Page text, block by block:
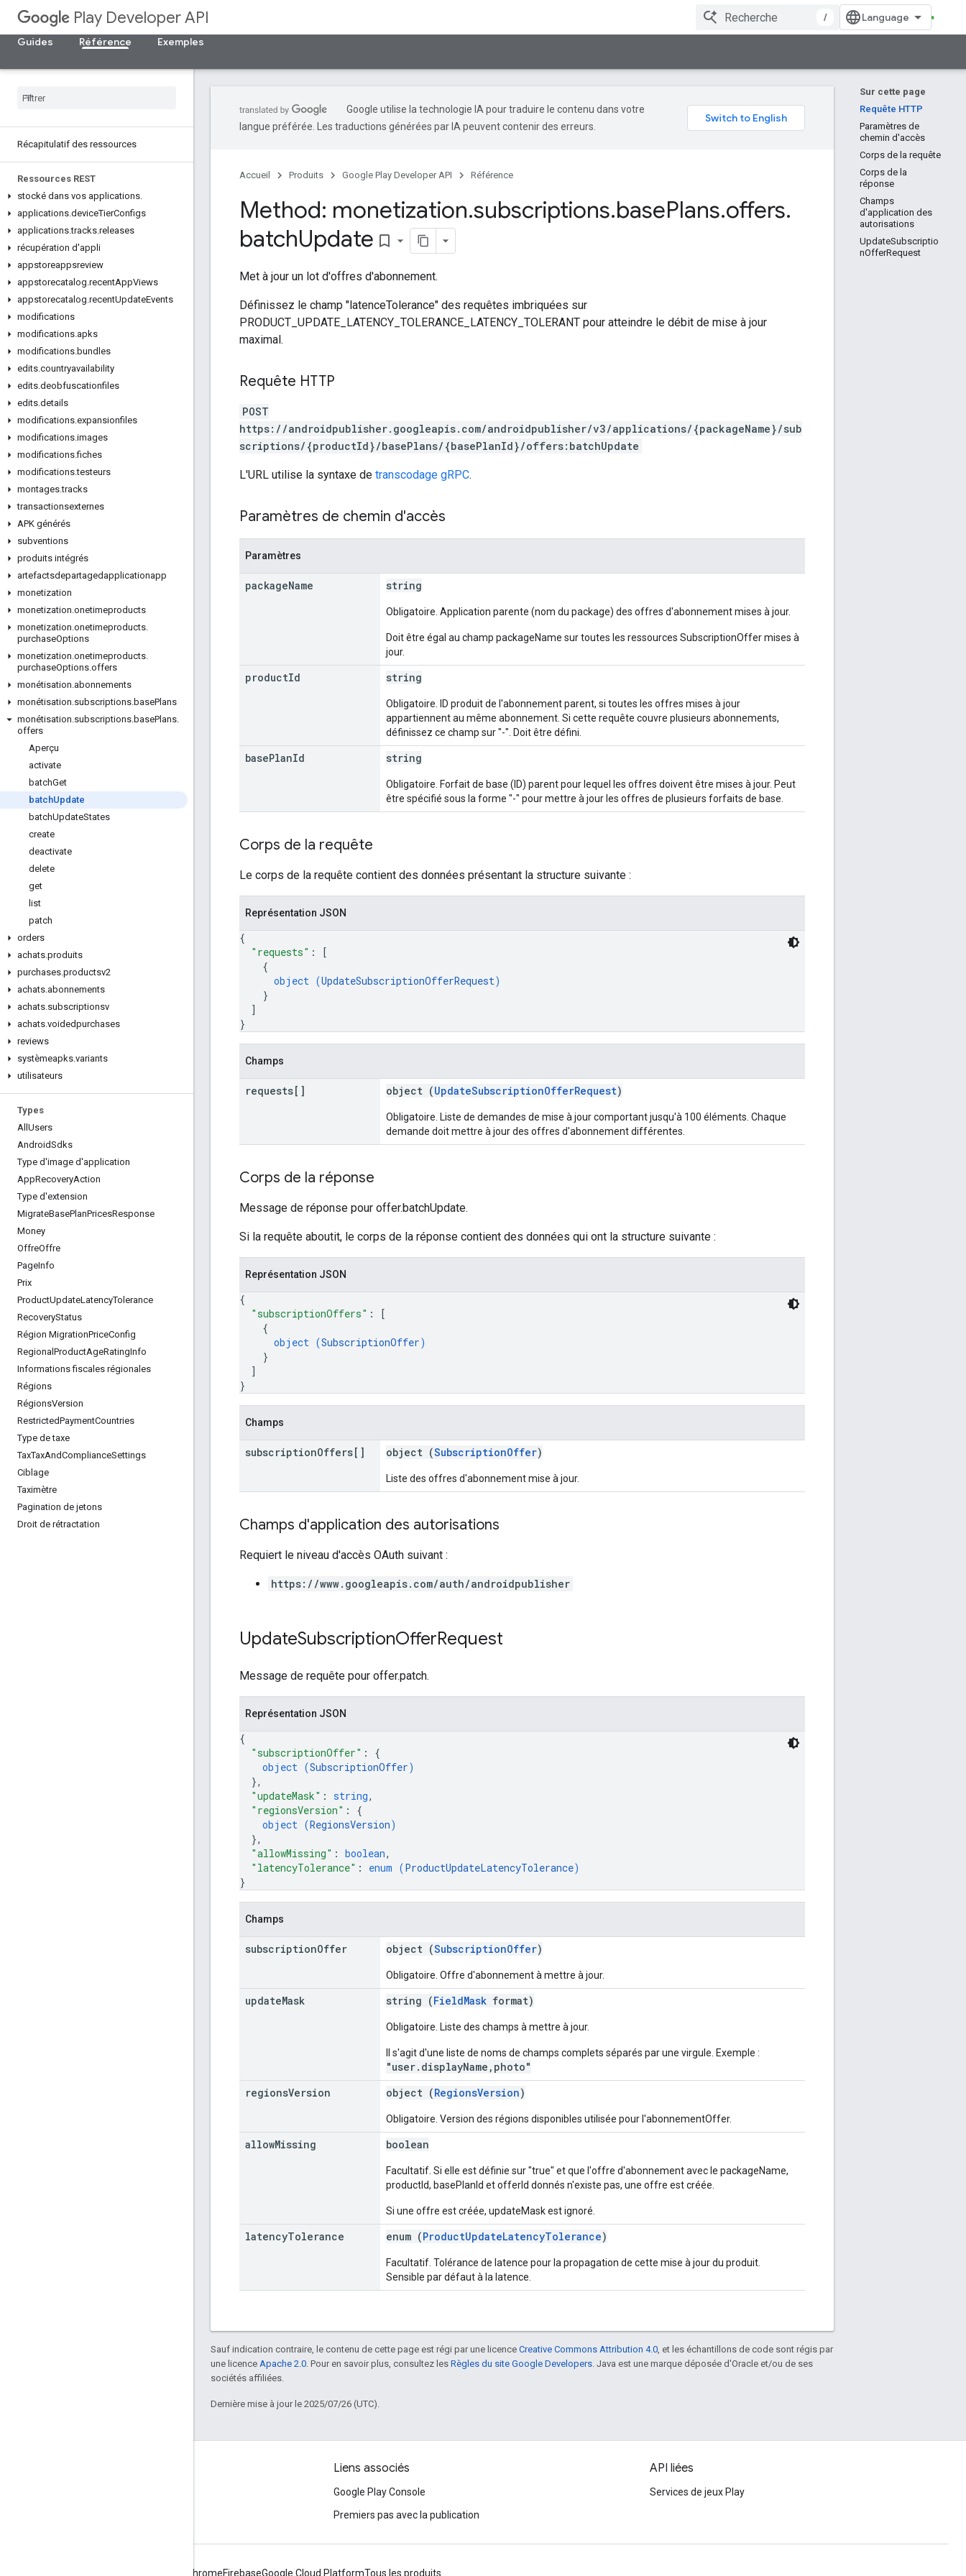
Play Developer API
/
Guides
Référence Exemples
Récapitulatif des ressources
Ressources REST
stocké dans vos applications.
applications.deviceTierConfigs
applications.tracks.releases
récupération d'appli
appstoreappsreview
appstorecatalog.recentAppViews
appstorecatalog.recentUpdateEvents
modifications
modifications.apks
modifications.bundles
edits.countryavailability
edits.deobfuscationfiles
edits.details
modifications.expansionfiles
modifications.images
modifications.fiches
modifications.testeurs
montages.tracks
transactionsexternes
APK générés
subventions
produits intégrés
artefactsdepartagedapplicationapp
monetization
monetization.onetimeproducts
monetization.onetimeproducts.
purchaseOptions
monetization.onetimeproducts.
purchaseOptions.offers
monétisation.abonnements
monétisation.subscriptions.basePlans
monétisation.subscriptions.basePlans.
offers
Aperçu
activate
batchGet
batchUpdate
batchUpdateStates
create
deactivate
delete
get
list
patch
orders
achats.produits
purchases.productsv2
achats.abonnements
achats.subscriptionsv
achats.voidedpurchases
reviews
systèmeapks.variants
utilisateurs
Types
All Users
AndroidSdks
Type d'image d'application
AppRecoveryAction
Type d'extension
MigrateBasePlanPricesResponse
Money
OffreOffre
PageInfo
Prix
ProductUpdateLatencyTolerance
RecoveryStatus
Région MigrationPriceConfig
Regional ProductAgeRatingInfo
Informations fiscales régionales
Régions
RégionsVersion
RestrictedPaymentCountries
Type de taxe
TaxTaxAndComplianceSettings
Ciblage
Taximètre
Pagination de jetons
Droit de rétractation
Sur cette page
Requête HTTP
Paramètres de
chemin d'accès
Corps de la requête
Corps de la
réponse
Champs
d'application des
autorisations
UpdateSubscriptio
nOfferRequest
Google utilise la technologie IA pour traduire le contenu dans votre
langue préférée. Les traductions générées par IA peuvent contenir des erreurs.
Accueil Produits Google Play Developer API Référence
Method: monetization.subscriptions.basePlans.offers.
batchUpdate bookmark_border
Met à jour un lot d'offres d'abonnement.
Définissez le champ "latenceTolerance" des requêtes imbriquées sur
PRODUCT_UPDATE_LATENCY_TOLERANCE_LATENCY_TOLERANT pour atteindre le débit de mise à jour
maximal.
Requête HTTP
POST
https://androidpublisher.googleapis.com/androidpublisher/v3/applications/{packageName}/sub
scriptions/{productId}/basePlans/{basePlanId}/offers:batchUpdate
L'URL utilise la syntaxe de transcodage gRPC.
Paramètres de chemin d'accès
Paramètres
packageName string
Obligatoire. Application parente (nom du package) des offres d'abonnement mises à jour.
Doit être égal au champ packageName sur toutes les ressources SubscriptionOffer mises à
jour.
productId string
Obligatoire. ID produit de l'abonnement parent, si toutes les offres mises à jour
appartiennent au même abonnement. Si cette requête couvre plusieurs abonnements,
définissez ce champ sur "-". Doit être défini.
basePlanId string
Obligatoire. Forfait de base (ID) parent pour lequel les offres doivent être mises à jour. Peut
être spécifié sous la forme "-" pour mettre à jour les offres de plusieurs forfaits de base.
Corps de la requête
Le corps de la requête contient des données présentant la structure suivante :
Représentation JSON
{
"requests" :
[
{
object (UpdateSubscriptionOfferRequest)
}
]
}
Champs
requests[] object (UpdateSubscriptionOfferRequest)
Obligatoire. Liste de demandes de mise à jour comportant jusqu'à 100 éléments. Chaque
demande doit mettre à jour des offres d'abonnement différentes.
Corps de la réponse
Message de réponse pour offer.batchUpdate.
Si la requête aboutit, le corps de la réponse contient des données qui ont la structure suivante :
Représentation JSON
{
"subscriptionOffers" :
[
{
object (SubscriptionOffer)
}
]
}
Champs
subscriptionOffers[] object (SubscriptionOffer)
Liste des offres d'abonnement mise à jour.
Champs d'application des autorisations
Requiert le niveau d'accès OAuth suivant :
https://www.googleapis.com/auth/androidpublisher
UpdateSubscriptionOfferRequest
Message de requête pour offer.patch.
Représentation JSON
{
"subscriptionOffer" : {
object (SubscriptionOffer)
},
"updateMask" : string,
"regionsVersion" : {
object (RegionsVersion)
},
"allowMissing" : boolean,
"latencyTolerance" : enum (ProductUpdateLatencyTolerance)
}
Champs
subscriptionOffer object (SubscriptionOffer)
Obligatoire. Offre d'abonnement à mettre à jour.
updateMask string (FieldMask format)
Obligatoire. Liste des champs à mettre à jour.
Il s'agit d'une liste de noms de champs complets séparés par une virgule. Exemple :
"user.displayName,photo"
regionsVersion object (RegionsVersion)
Obligatoire. Version des régions disponibles utilisée pour l'abonnementOffer.
allowMissing boolean
Facultatif. Si elle est définie sur "true" et que l'offre d'abonnement avec le packageName,
productId, basePlanId et offerId donnés n'existe pas, une offre est créée.
Si une offre est créée, updateMask est ignoré.
latencyTolerance enum (ProductUpdateLatencyTolerance)
Facultatif. Tolérance de latence pour la propagation de cette mise à jour du produit.
Sensible par défaut à la latence.
Sauf indication contraire, le contenu de cette page est régi par une licence Creative Commons Attribution 4.0 , et les échantillons de code sont régis par
une licence Apache 2.0 . Pour en savoir plus, consultez les Règles du site Google Developers . Java est une marque déposée d'Oracle et/ou de ses
sociétés affiliées.
Dernière mise à jour le 2025/07/26 (UTC).
Liens associés
Google Play Console
Premiers pas avec la publication
API liées
Services de jeux Play
ChromeFirebaseGoogle Cloud PlatformTous les produits